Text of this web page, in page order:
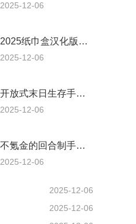
2025-12-06
2025纸巾盒汉化版手游推荐
2025-12-06
开放式末日生存手游合集
2025-12-06
不氪金的回合制手游合集
2025-12-06
2025-12-06
2025-12-06